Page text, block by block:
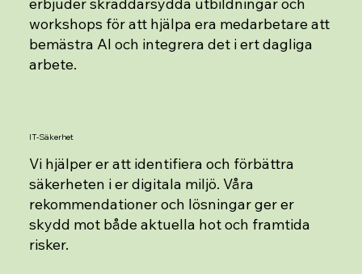
erbjuder skräddarsydda utbildningar och
workshops för att hjälpa era medarbetare att
bemästra AI och integrera det i ert dagliga
arbete.
Vi hjälper er att identifiera och förbättra
säkerheten i er digitala miljö. Våra
rekommendationer och lösningar ger er
skydd mot både aktuella hot och framtida
risker.
IT-Säkerhet